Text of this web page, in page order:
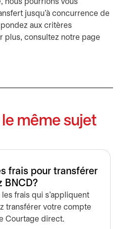
nous pourrions vous
jusqu’à concurrence de
aux critères
plus, consultez notre page
même sujet
frais pour transférer
BNCD?
frais qui s'appliquent
transférer votre compte
Courtage direct.